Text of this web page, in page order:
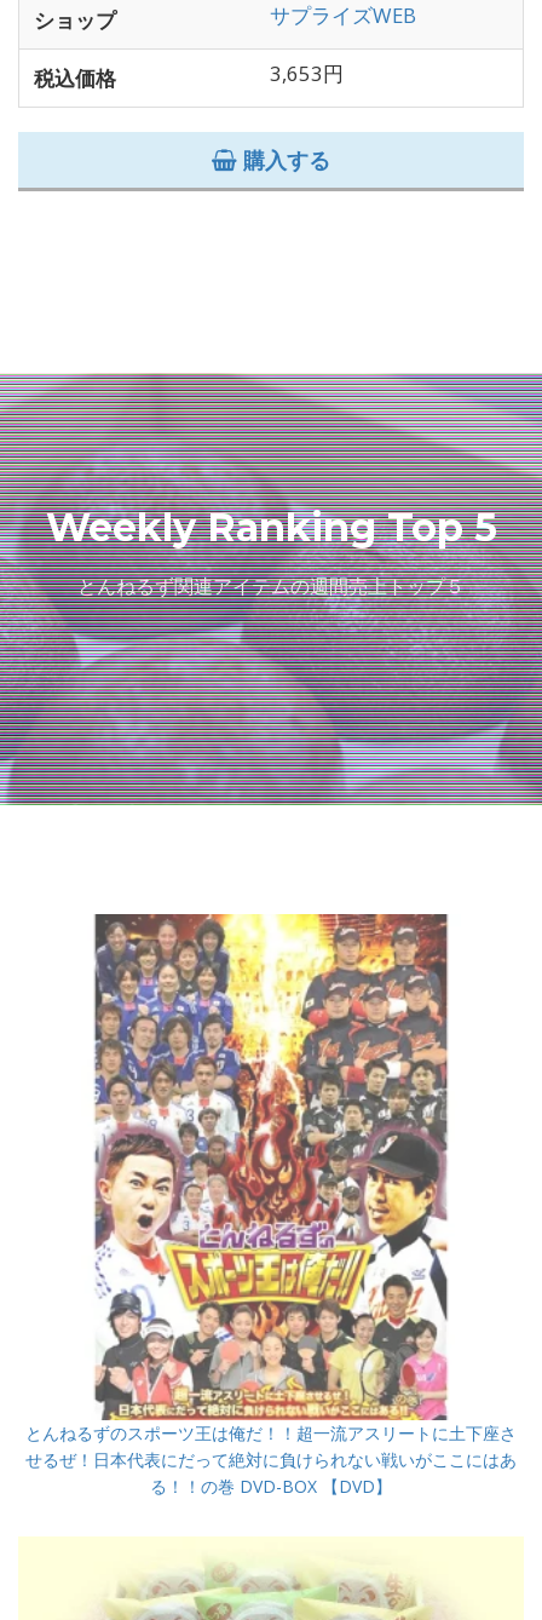
ショップ サプライズWEB
税込価格 3,653円
購入する
Weekly Ranking Top 5
とんねるず関連アイテムの週間売上トップ５
とんねるずのスポーツ王は俺だ！！超一流アスリートに土下座さ
せるぜ！日本代表にだって絶対に負けられない戦いがここにはあ
る！！の巻 DVD-BOX 【DVD】